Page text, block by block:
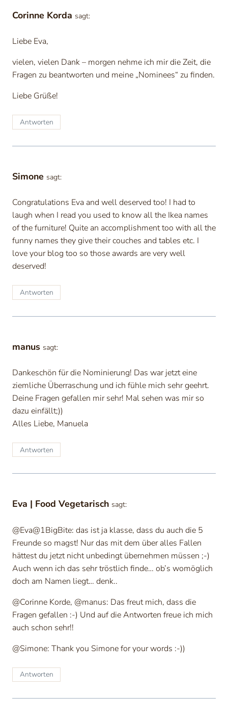
Corinne Korda sagt:
Liebe Eva,
vielen, vielen Dank – morgen nehme ich mir die Zeit, die
Fragen zu beantworten und meine „Nominees“ zu finden.
Liebe Grüße!
Antworten
Simone sagt:
Congratulations Eva and well deserved too! I had to
laugh when I read you used to know all the Ikea names
of the furniture! Quite an accomplishment too with all the
funny names they give their couches and tables etc. I
love your blog too so those awards are very well
deserved!
Antworten
manus sagt:
Dankeschön für die Nominierung! Das war jetzt eine
ziemliche Überraschung und ich fühle mich sehr geehrt.
Deine Fragen gefallen mir sehr! Mal sehen was mir so
dazu einfällt;))
Alles Liebe, Manuela
Antworten
Eva | Food Vegetarisch sagt:
@Eva@1BigBite: das ist ja klasse, dass du auch die 5
Freunde so magst! Nur das mit dem über alles Fallen
hättest du jetzt nicht unbedingt übernehmen müssen ;-)
Auch wenn ich das sehr tröstlich finde… ob’s womöglich
doch am Namen liegt… denk..
@Corinne Korde, @manus: Das freut mich, dass die
Fragen gefallen :-) Und auf die Antworten freue ich mich
auch schon sehr!!
@Simone: Thank you Simone for your words :-))
Antworten